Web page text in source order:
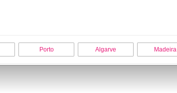
Porto Algarve Madeira